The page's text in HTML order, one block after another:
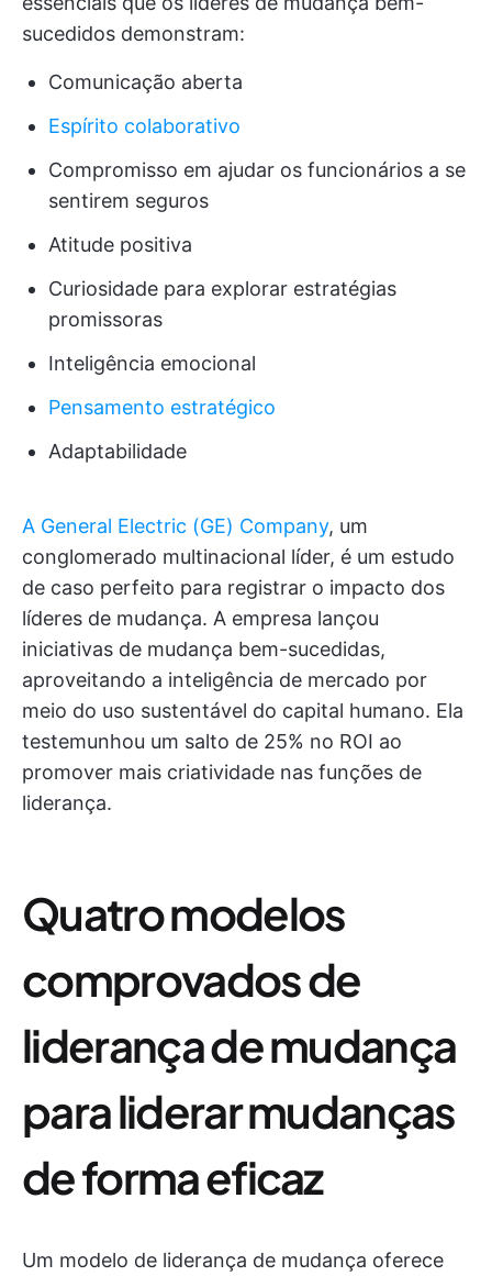
sucedidos demonstram:
Comunicação aberta
Espírito colaborativo
Compromisso em ajudar os funcionários a se
sentirem seguros
Atitude positiva
Curiosidade para explorar estratégias
promissoras
Inteligência emocional
Pensamento estratégico
Adaptabilidade
A General Electric (GE) Company, um
conglomerado multinacional líder, é um estudo
de caso perfeito para registrar o impacto dos
líderes de mudança. A empresa lançou
iniciativas de mudança bem-sucedidas,
aproveitando a inteligência de mercado por
meio do uso sustentável do capital humano. Ela
testemunhou um salto de 25% no ROI ao
promover mais criatividade nas funções de
liderança.
Quatro modelos
comprovados de
liderança de mudança
para liderar mudanças
de forma eficaz
Um modelo de liderança de mudança oferece